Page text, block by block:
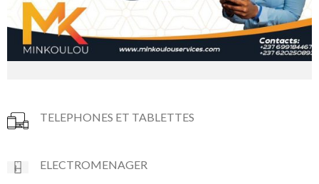
TELEPHONES ET TABLETTES
ELECTROMENAGER